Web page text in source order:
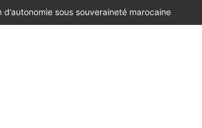
porteur d’un message adressé à SM le Roi